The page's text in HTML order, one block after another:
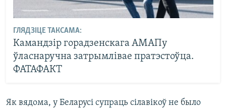
ГЛЯДЗІЦЕ ТАКСАМА:
Камандзір горадзенскага АМАПу
ўласнаручна затрымлівае пратэстоўца.
ФАТАФАКТ
Як вядома, у Беларусі супраць сілавікоў не было